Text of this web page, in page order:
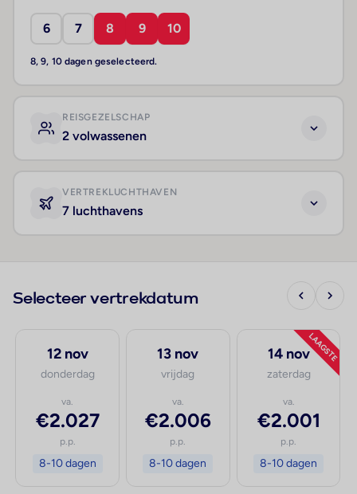
6 7 8 9 10
8, 9, 10 dagen geselecteerd.
REISGEZELSCHAP
2 volwassenen
VERTREKLUCHTHAVEN
7 luchthavens
Selecteer vertrekdatum
12 nov
donderdag
va.
€2.027
p.p.
8-10 dagen
13 nov
vrijdag
va.
€2.006
p.p.
8-10 dagen
LAAGSTE
14 nov
zaterdag
va.
€2.001
p.p.
8-10 dagen